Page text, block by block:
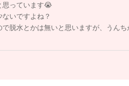
思っています😭
ないですよね？
脱水とかは無いと思いますが、うんち